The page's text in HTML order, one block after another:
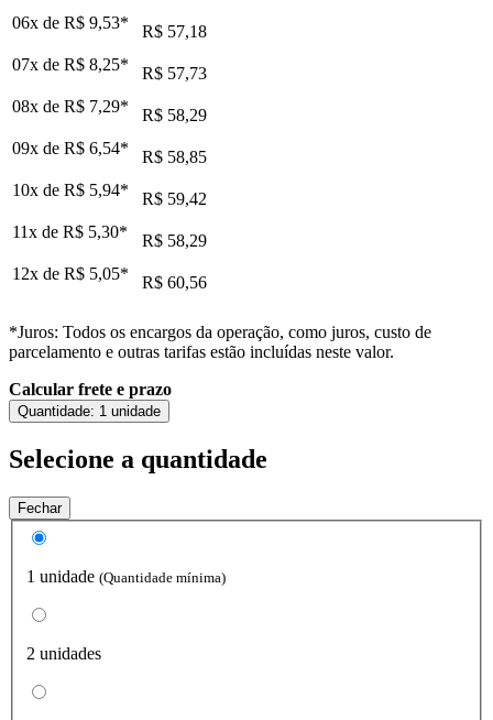
06x de R$ 9,53*
R$ 57,18
07x de R$ 8,25*
R$ 57,73
08x de R$ 7,29*
R$ 58,29
09x de R$ 6,54*
R$ 58,85
10x de R$ 5,94*
R$ 59,42
11x de R$ 5,30*
R$ 58,29
12x de R$ 5,05* R$ 60,56
*Juros: Todos os encargos da operação, como juros, custo de
parcelamento e outras tarifas estão incluídas neste valor.
Calcular frete e prazo
Quantidade: 1 unidade
Selecione a quantidade
Fechar
1 unidade (Quantidade mínima)
2 unidades